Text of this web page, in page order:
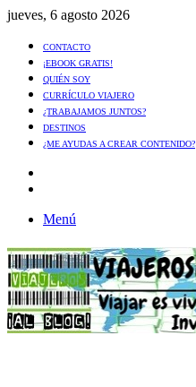
jueves, 6 agosto 2026
CONTACTO
¡EBOOK GRATIS!
QUIÉN SOY
CURRÍCULO VIAJERO
¿TRABAJAMOS JUNTOS?
DESTINOS
¿ME AYUDAS A CREAR CONTENIDO?
Menú